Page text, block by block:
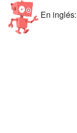
En inglés: